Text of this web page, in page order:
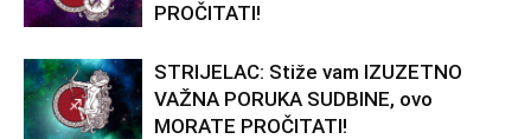
PROČITATI!
STRIJELAC: Stiže vam IZUZETNO
VAŽNA PORUKA SUDBINE, ovo
MORATE PROČITATI!